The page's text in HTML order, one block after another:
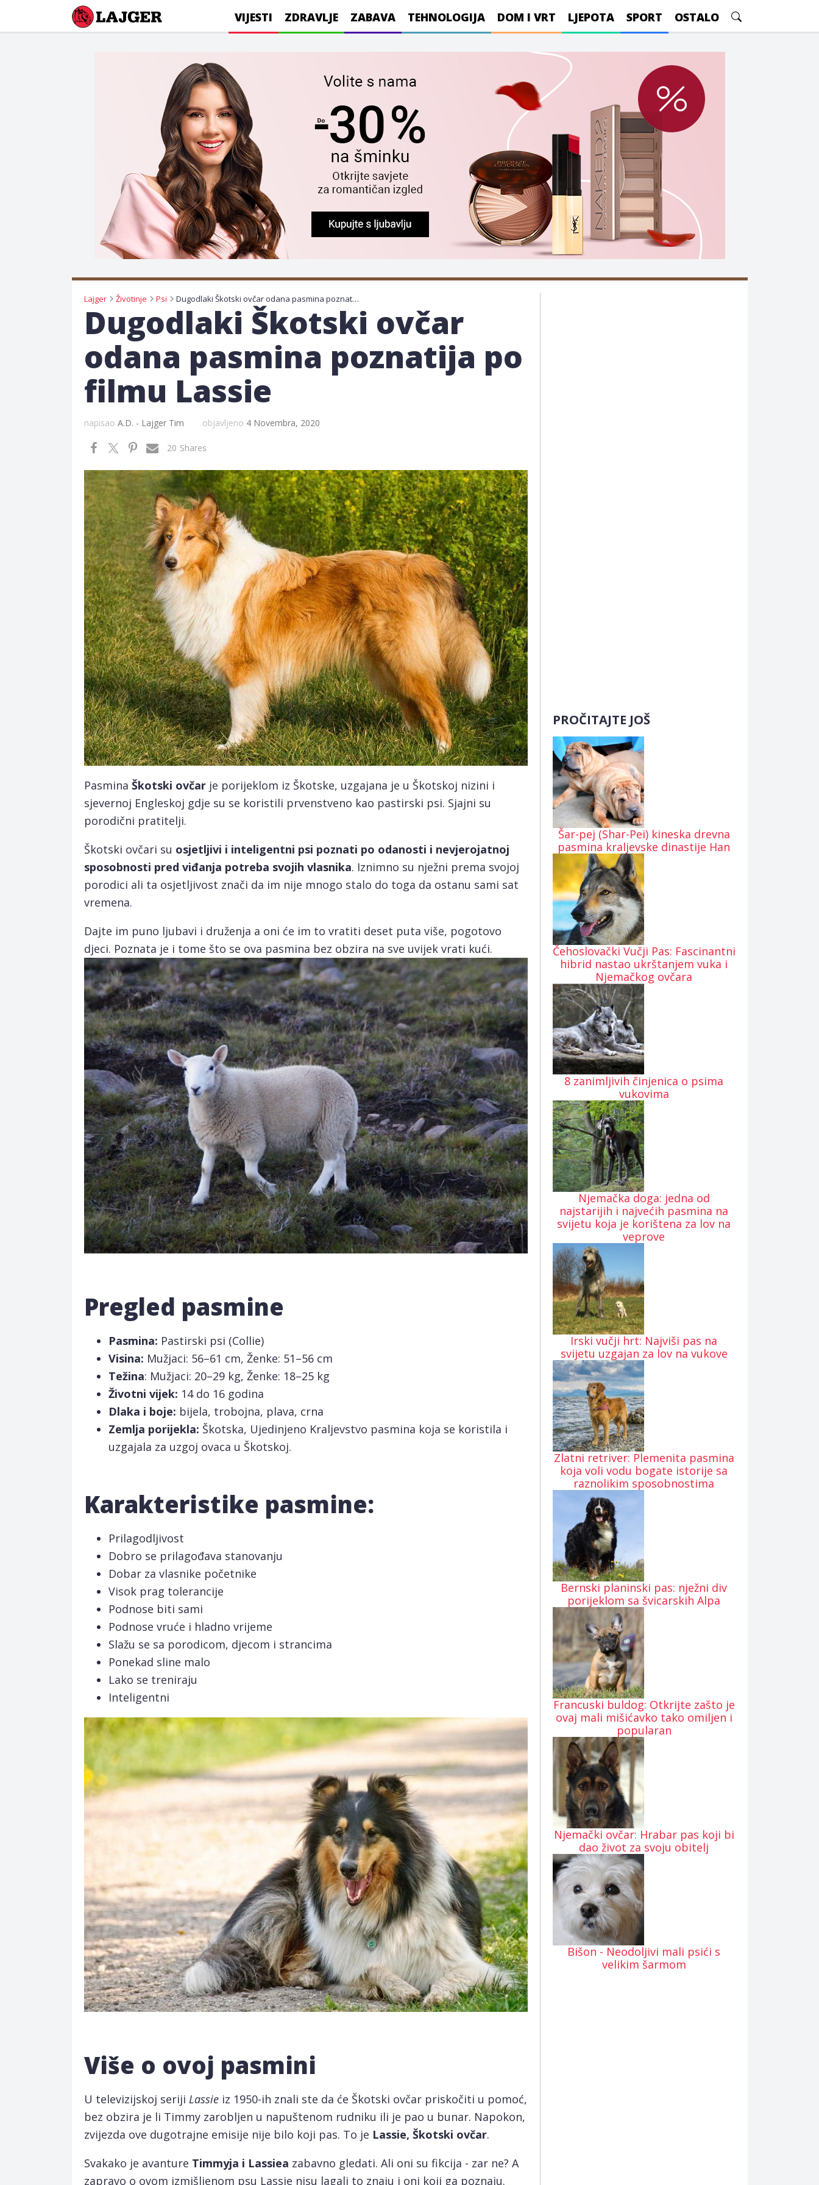
Lajger VIJESTI ZDRAVLJE ZABAVA TEHNOLOGIJA DOM I VRT LJEPOTA SPORT OSTALO
Lajger Životinje Psi Dugodlaki Škotski ovčar odana pasmina poznatija po filmu Lassie
Dugodlaki Škotski ovčar
odana pasmina poznatija po
filmu Lassie
napisao A.D. - Lajger Tim objavljeno 4 Novembra, 2020
Shares
20
Pasmina Škotski ovčarje porijeklom iz Škotske, uzgajana je u Škotskoj nizini i
sjevernoj Engleskoj gdje su se koristili prvenstveno kao pastirski psi. Sjajni su
porodični pratitelji.
Škotski ovčari su osjetljivi i inteligentni psi poznati po odanosti i nevjerojatnoj
sposobnosti pred viđanja potreba svojih vlasnika. Iznimno su nježni prema svojoj
porodici ali ta osjetljivost znači da im nije mnogo stalo do toga da ostanu sami sat
vremena.
Dajte im puno ljubavi i druženja a oni će im to vratiti deset puta više, pogotovo
djeci. Poznata je i tome što se ova pasmina bez obzira na sve uvijek vrati kući.
Pregled pasmine
Pasmina: Pastirski psi (Collie)
Visina: Mužjaci: 56–61 cm, Ženke: 51–56 cm
Težina: Mužjaci: 20–29 kg, Ženke: 18–25 kg
Životni vijek: 14 do 16 godina
Dlaka i boje: bijela, trobojna, plava, crna
Zemlja porijekla: Škotska, Ujedinjeno Kraljevstvo pasmina koja se koristila i
uzgajala za uzgoj ovaca u Škotskoj.
Karakteristike pasmine:
Prilagodljivost
Dobro se prilagođava stanovanju
Dobar za vlasnike početnike
Visok prag tolerancije
Podnose biti sami
Podnose vruće i hladno vrijeme
Slažu se sa porodicom, djecom i strancima
Ponekad sline malo
Lako se treniraju
Inteligentni
Više o ovoj pasmini
U televizijskoj seriji Lassieiz 1950-ih znali ste da će Škotski ovčar priskočiti u pomoć,
bez obzira je li Timmy zarobljen u napuštenom rudniku ili je pao u bunar. Napokon,
zvijezda ove dugotrajne emisije nije bilo koji pas. To je Lassie, Škotski ovčar.
Svakako je avanture Timmyja i Lassiea zabavno gledati. Ali oni su fikcija - zar ne? A
zapravo o ovom izmišljenom psu Lassie nisu lagali to znaju i oni koji ga poznaju.
PROČITAJTE JOŠ
Šar-pej (Shar-Pei) kineska drevna
pasmina kraljevske dinastije Han
Čehoslovački Vučji Pas: Fascinantni
hibrid nastao ukrštanjem vuka i
Njemačkog ovčara
8 zanimljivih činjenica o psima
vukovima
Njemačka doga: jedna od
najstarijih i najvećih pasmina na
svijetu koja je korištena za lov na
veprove
Irski vučji hrt: Najviši pas na
svijetu uzgajan za lov na vukove
Zlatni retriver: Plemenita pasmina
koja voli vodu bogate istorije sa
raznolikim sposobnostima
Bernski planinski pas: nježni div
porijeklom sa švicarskih Alpa
Francuski buldog: Otkrijte zašto je
ovaj mali mišićavko tako omiljen i
popularan
Njemački ovčar: Hrabar pas koji bi
dao život za svoju obitelj
Bišon - Neodoljivi mali psići s
velikim šarmom